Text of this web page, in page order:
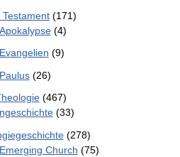
Testament(171)
Apokalypse(4)
Evangelien (9)
Paulus(26)
(467)
(33)
(278)
Emerging Church (75)